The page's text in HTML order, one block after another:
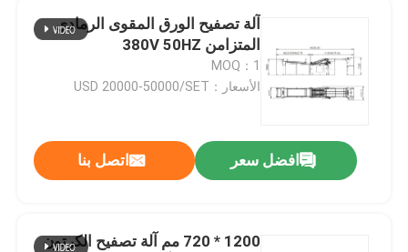
آلة تصفيح الورق المقوى الرمادي
المتزامن 380V 50HZ
MOQ：1
الأسعار：USD 20000-50000/SET
افضل سعر اتصل بنا
1200 * 720 مم آلة تصفيح الكرتون